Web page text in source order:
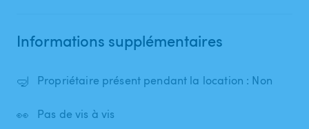
Informations supplémentaires
🤿 Propriétaire présent pendant la location : Non
👀 Pas de vis à vis